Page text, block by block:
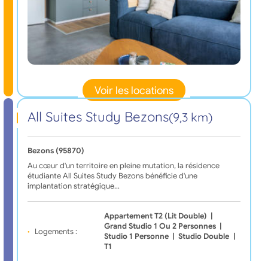
Voir les locations
All Suites Study Bezons(9,3 km)
Bezons (95870)
Au cœur d'un territoire en pleine mutation, la résidence
étudiante All Suites Study Bezons bénéficie d'une
implantation stratégique…
Logements :
Appartement T2 (Lit Double)
Grand Studio 1 Ou 2 Personnes
Studio 1 Personne
Studio Double
T1